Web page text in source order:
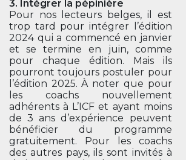
3. Intégrer la pépinière
Pour nos lecteurs belges, il est
trop tard pour intégrer l’édition
2024 qui a commencé en janvier
et se termine en juin, comme
pour chaque édition. Mais ils
pourront toujours postuler pour
l’édition 2025. À noter que pour
les coachs nouvellement
adhérents à L’ICF et ayant moins
de 3 ans d’expérience peuvent
bénéficier du programme
gratuitement. Pour les coachs
des autres pays, ils sont invités à